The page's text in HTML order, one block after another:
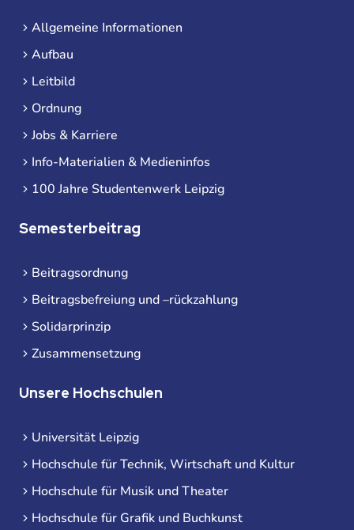
Allgemeine Informationen
Aufbau
Leitbild
Ordnung
Jobs & Karriere
Info-Materialien & Medieninfos
100 Jahre Studentenwerk Leipzig
Semesterbeitrag
Beitragsordnung
Beitragsbefreiung und –rückzahlung
Solidarprinzip
Zusammensetzung
Unsere Hochschulen
Universität Leipzig
Hochschule für Technik, Wirtschaft und Kultur
Hochschule für Musik und Theater
Hochschule für Grafik und Buchkunst